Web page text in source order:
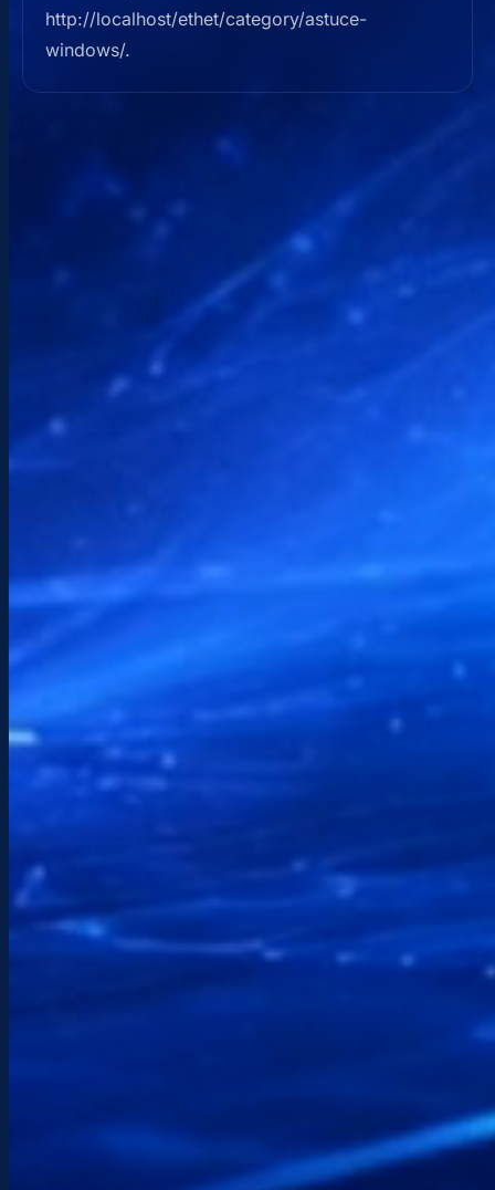
http://localhost/ethet/category/astuce-
windows/.
Hablemos de tu proyecto.
¿Alguna pregunta, proyecto o necesidad
urgente? Le responderé rápidamente con un
situación.
info@etchenet.com
Hendaya — País Vasco
Intervenciones locales y asistencia remota en
Anota tus necesidades. Te responderé lo antes
posible.